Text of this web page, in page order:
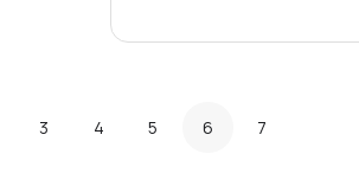
3 4 5 6 7